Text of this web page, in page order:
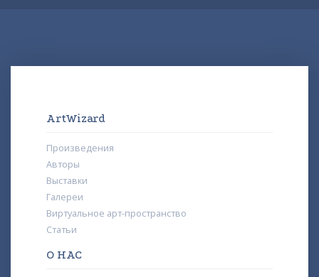
ArtWizard
Произведения
Авторы
Выставки
Галереи
Виртуальное арт-пространство
Статьи
О НАС